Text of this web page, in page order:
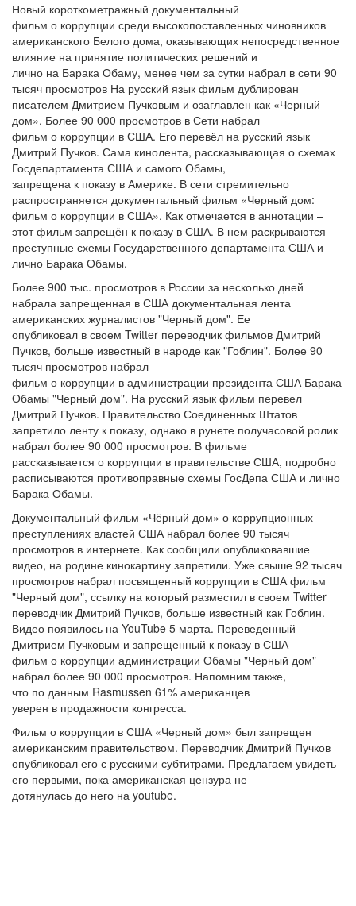
Новый короткометражный документальный
фильм о коррупции среди высокопоставленных чиновников
американского Белого дома, оказывающих непосредственное
влияние на принятие политических решений и
лично на Барака Обаму, менее чем за сутки набрал в сети 90
тысяч просмотров На русский язык фильм дублирован
писателем Дмитрием Пучковым и озаглавлен как «Черный
дом». Более 90 000 просмотров в Сети набрал
фильм о коррупции в США. Его перевёл на русский язык
Дмитрий Пучков. Сама кинолента, рассказывающая о схемах
Госдепартамента США и самого Обамы,
запрещена к показу в Америке. В сети стремительно
распространяется документальный фильм «Черный дом:
фильм о коррупции в США». Как отмечается в аннотации –
этот фильм запрещён к показу в США. В нем раскрываются
преступные схемы Государственного департамента США и
лично Барака Обамы.
Более 900 тыс. просмотров в России за несколько дней
набрала запрещенная в США документальная лента
американских журналистов "Черный дом". Ее
опубликовал в своем Twitter переводчик фильмов Дмитрий
Пучков, больше известный в народе как "Гоблин". Более 90
тысяч просмотров набрал
фильм о коррупции в администрации президента США Барака
Обамы "Черный дом". На русский язык фильм перевел
Дмитрий Пучков. Правительство Соединенных Штатов
запретило ленту к показу, однако в рунете получасовой ролик
набрал более 90 000 просмотров. В фильме
рассказывается о коррупции в правительстве США, подробно
расписываются противоправные схемы ГосДепа США и лично
Барака Обамы.
Документальный фильм «Чёрный дом» о коррупционных
преступлениях властей США набрал более 90 тысяч
просмотров в интернете. Как сообщили опубликовавшие
видео, на родине кинокартину запретили. Уже свыше 92 тысяч
просмотров набрал посвященный коррупции в США фильм
"Черный дом", ссылку на который разместил в своем Twitter
переводчик Дмитрий Пучков, больше известный как Гоблин.
Видео появилось на YouTube 5 марта. Переведенный
Дмитрием Пучковым и запрещенный к показу в США
фильм о коррупции администрации Обамы "Черный дом"
набрал более 90 000 просмотров. Напомним также,
что по данным Rasmussen 61% американцев
уверен в продажности конгресса.
Фильм о коррупции в США «Черный дом» был запрещен
американским правительством. Переводчик Дмитрий Пучков
опубликовал его с русскими субтитрами. Предлагаем увидеть
его первыми, пока американская цензура не
дотянулась до него на youtube.